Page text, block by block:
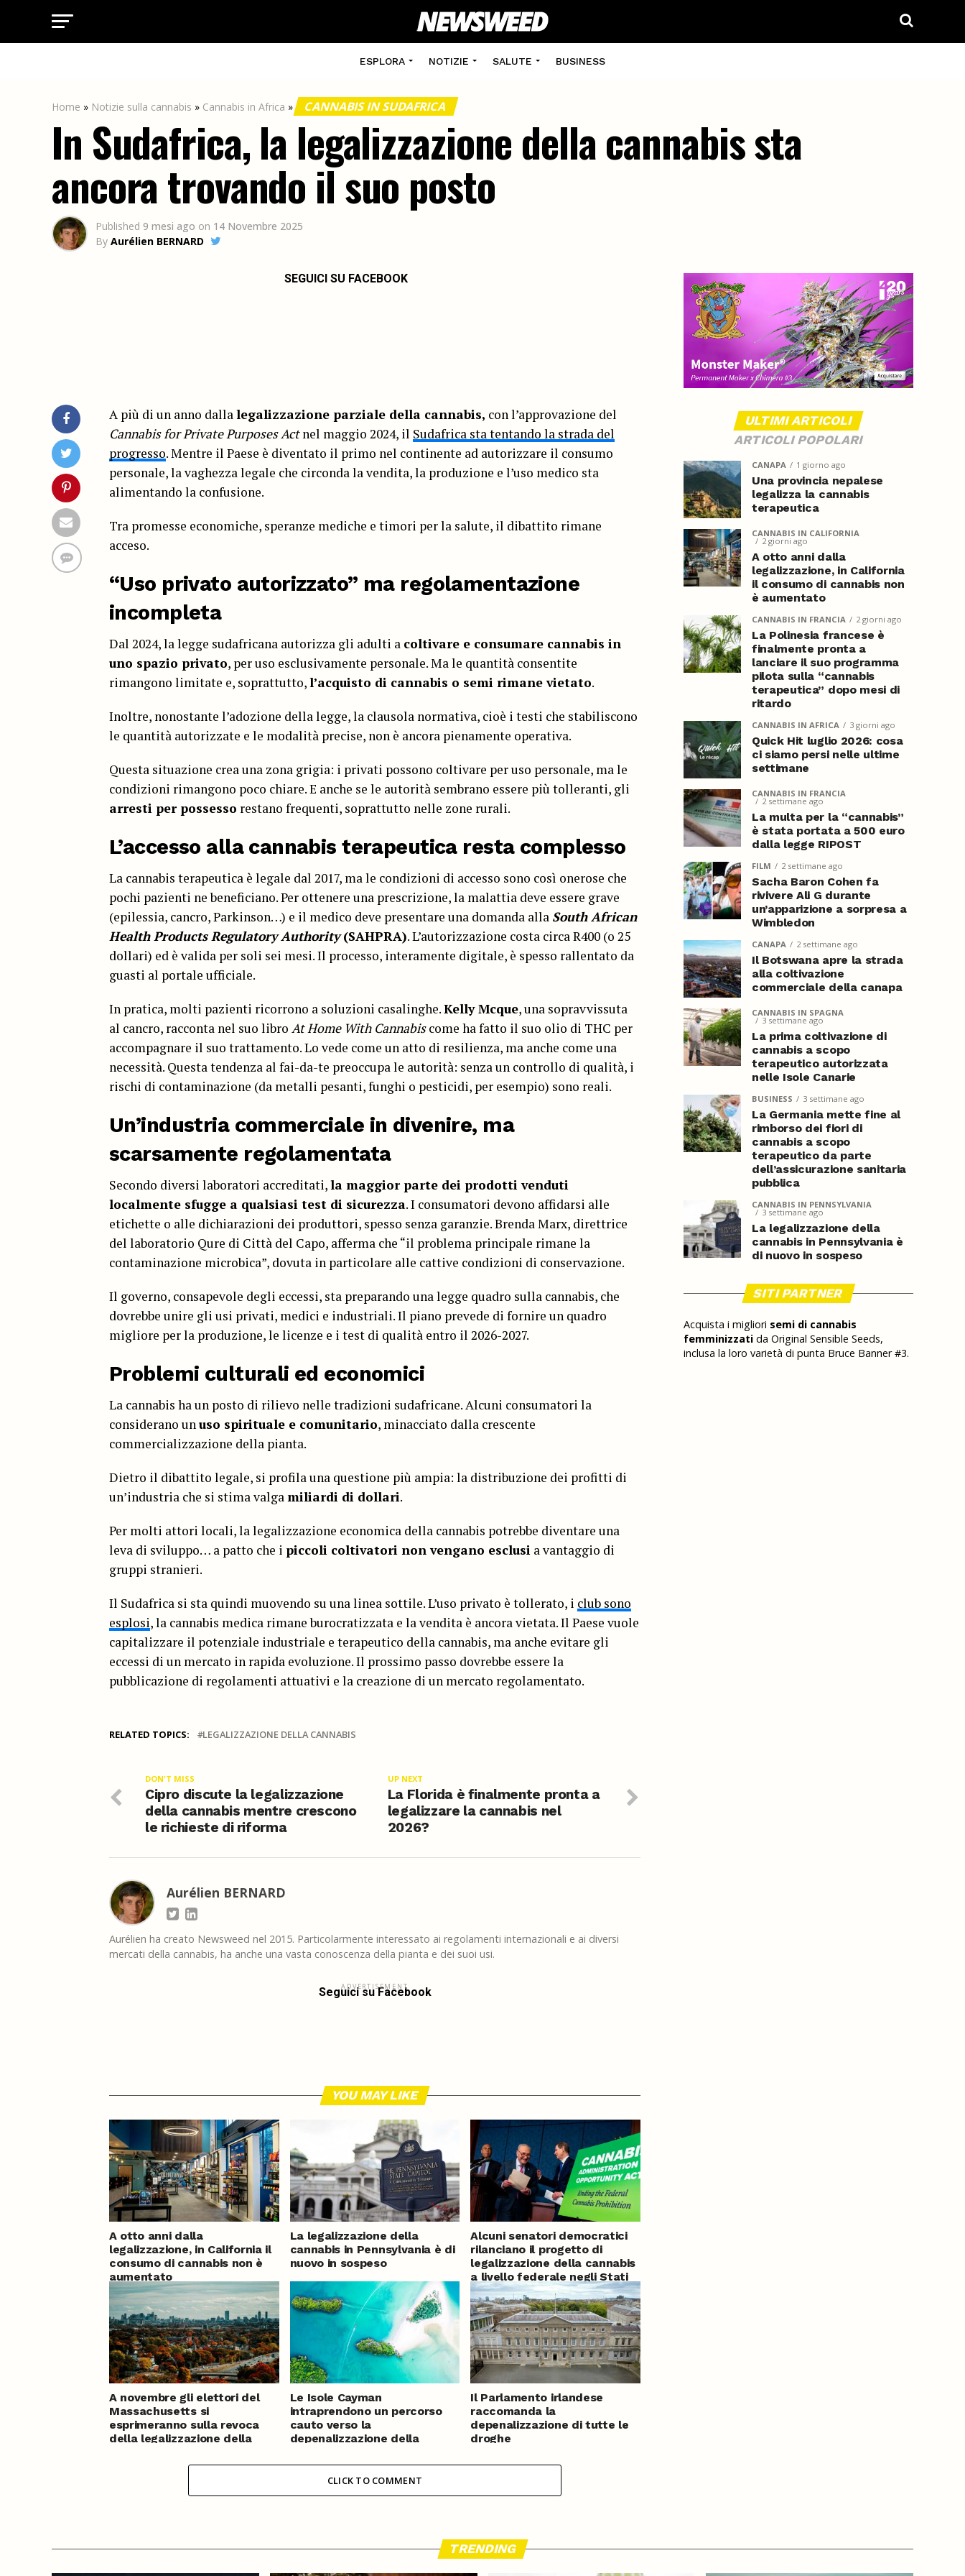
ESPLORA NOTIZIE SALUTE BUSINESS
Home » Notizie sulla cannabis » Cannabis in Africa » CANNABIS IN SUDAFRICA
In Sudafrica, la legalizzazione della cannabis sta
ancora trovando il suo posto
Published 9 mesi ago on 14 Novembre 2025
By Aurélien BERNARD
SEGUICI SU FACEBOOK
A più di un anno dallalegalizzazione parziale della cannabis, con l’approvazione del
Cannabis for Private Purposes Actnel maggio 2024, il Sudafrica sta tentando la strada del
progresso. Mentre il Paese è diventato il primo nel continente ad autorizzare il consumo
personale, la vaghezza legale che circonda la vendita, la produzione e l’uso medico sta
alimentando la confusione.
Tra promesse economiche, speranze mediche e timori per la salute, il dibattito rimane
acceso.
“Uso privato autorizzato” ma regolamentazione
incompleta
Dal 2024, la legge sudafricana autorizza gli adulti a coltivare e consumare cannabis in
uno spazio privato, per uso esclusivamente personale. Ma le quantità consentite
rimangono limitate e, soprattutto,l’acquisto di cannabis o semi rimane vietato.
Inoltre, nonostante l’adozione della legge, la clausola normativa, cioè i testi che stabiliscono
le quantità autorizzate e le modalità precise, non è ancora pienamente operativa.
Questa situazione crea una zona grigia: i privati possono coltivare per uso personale, ma le
condizioni rimangono poco chiare. E anche se le autorità sembrano essere più tolleranti, gli
arresti per possesso restano frequenti, soprattutto nelle zone rurali.
L’accesso alla cannabis terapeutica resta complesso
La cannabis terapeutica è legale dal 2017, ma le condizioni di accesso sono così onerose che
pochi pazienti ne beneficiano. Per ottenere una prescrizione, la malattia deve essere grave
(epilessia, cancro, Parkinson…) e il medico deve presentare una domanda alla South African
Health Products Regulatory Authority(SAHPRA). L’autorizzazione costa circa R400 (o 25
dollari) ed è valida per soli sei mesi. Il processo, interamente digitale, è spesso rallentato da
guasti al portale ufficiale.
In pratica, molti pazienti ricorrono a soluzioni casalinghe.Kelly Mcque, una sopravvissuta
al cancro, racconta nel suo libro At Home With Cannabiscome ha fatto il suo olio di THC per
accompagnare il suo trattamento. Lo vede come un atto di resilienza, ma anche come una
necessità. Questa tendenza al fai-da-te preoccupa le autorità: senza un controllo di qualità, i
rischi di contaminazione (da metalli pesanti, funghi o pesticidi, per esempio) sono reali.
Un’industria commerciale in divenire, ma
scarsamente regolamentata
Secondo diversi laboratori accreditati,la maggior parte dei prodotti venduti
localmente sfugge a qualsiasi test di sicurezza. I consumatori devono affidarsi alle
etichette o alle dichiarazioni dei produttori, spesso senza garanzie. Brenda Marx, direttrice
del laboratorio Qure di Città del Capo, afferma che “il problema principale rimane la
contaminazione microbica”, dovuta in particolare alle cattive condizioni di conservazione.
Il governo, consapevole degli eccessi, sta preparando una legge quadro sulla cannabis, che
dovrebbe unire gli usi privati, medici e industriali. Il piano prevede di fornire un quadro
migliore per la produzione, le licenze e i test di qualità entro il 2026-2027.
Problemi culturali ed economici
La cannabis ha un posto di rilievo nelle tradizioni sudafricane. Alcuni consumatori la
considerano unuso spirituale e comunitario, minacciato dalla crescente
commercializzazione della pianta.
Dietro il dibattito legale, si profila una questione più ampia: la distribuzione dei profitti di
un’industria che si stima valgamiliardi di dollari.
Per molti attori locali, la legalizzazione economica della cannabis potrebbe diventare una
leva di sviluppo… a patto che i piccoli coltivatori non vengano esclusi a vantaggio di
gruppi stranieri.
Il Sudafrica si sta quindi muovendo su una linea sottile. L’uso privato è tollerato, i club sono
esplosi, la cannabis medica rimane burocratizzata e la vendita è ancora vietata. Il Paese vuole
capitalizzare il potenziale industriale e terapeutico della cannabis, ma anche evitare gli
eccessi di un mercato in rapida evoluzione. Il prossimo passo dovrebbe essere la
pubblicazione di regolamenti attuativi e la creazione di un mercato regolamentato.
RELATED TOPICS: LEGALIZZAZIONE DELLA CANNABIS
UP NEXT
La Florida è finalmente pronta a
legalizzare la cannabis nel
2026?
DON'T MISS
Cipro discute la legalizzazione
della cannabis mentre crescono
le richieste di riforma
Aurélien BERNARD
Aurélien ha creato Newsweed nel 2015. Particolarmente interessato ai regolamenti internazionali e ai diversi
mercati della cannabis, ha anche una vasta conoscenza della pianta e dei suoi usi.
ADVERTISEMENT
Seguici su Facebook
YOU MAY LIKE
A otto anni dalla
legalizzazione, in California il
consumo di cannabis non è
aumentato
La legalizzazione della
cannabis in Pennsylvania è di
nuovo in sospeso
Alcuni senatori democratici
rilanciano il progetto di
legalizzazione della cannabis
a livello federale negli Stati
Uniti
A novembre gli elettori del
Massachusetts si
esprimeranno sulla revoca
della legalizzazione della
Le Isole Cayman
intraprendono un percorso
cauto verso la
depenalizzazione della
Il Parlamento irlandese
raccomanda la
depenalizzazione di tutte le
droghe
CLICK TO COMMENT
ULTIMI ARTICOLI
ARTICOLI POPOLARI
CANAPA 1 giorno ago
Una provincia nepalese
legalizza la cannabis
terapeutica
CANNABIS IN CALIFORNIA
2 giorni ago
A otto anni dalla
legalizzazione, in California
il consumo di cannabis non
è aumentato
CANNABIS IN FRANCIA 2 giorni ago
La Polinesia francese è
finalmente pronta a
lanciare il suo programma
pilota sulla “cannabis
terapeutica” dopo mesi di
ritardo
CANNABIS IN AFRICA 3 giorni ago
Quick Hit luglio 2026: cosa
ci siamo persi nelle ultime
settimane
CANNABIS IN FRANCIA
2 settimane ago
La multa per la “cannabis”
è stata portata a 500 euro
dalla legge RIPOST
FILM 2 settimane ago
Sacha Baron Cohen fa
rivivere Ali G durante
un’apparizione a sorpresa a
Wimbledon
CANAPA 2 settimane ago
Il Botswana apre la strada
alla coltivazione
commerciale della canapa
CANNABIS IN SPAGNA
3 settimane ago
La prima coltivazione di
cannabis a scopo
terapeutico autorizzata
nelle Isole Canarie
BUSINESS 3 settimane ago
La Germania mette fine al
rimborso dei fiori di
cannabis a scopo
terapeutico da parte
dell’assicurazione sanitaria
pubblica
CANNABIS IN PENNSYLVANIA
3 settimane ago
La legalizzazione della
cannabis in Pennsylvania è
di nuovo in sospeso
SITI PARTNER
Acquista i migliori semi di cannabis
femminizzati da Original Sensible Seeds,
inclusa la loro varietà di punta Bruce Banner #3.
TRENDING